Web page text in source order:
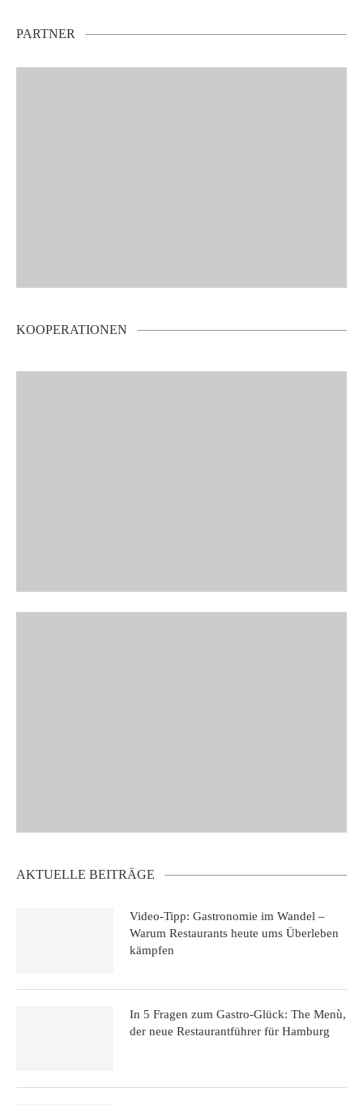
PARTNER
KOOPERATIONEN
AKTUELLE BEITRÄGE
Video-Tipp: Gastronomie im Wandel –
Warum Restaurants heute ums Überleben
kämpfen
In 5 Fragen zum Gastro-Glück: The Menù,
der neue Restaurantführer für Hamburg